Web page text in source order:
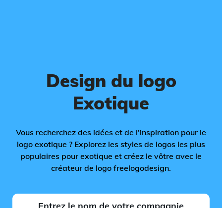
Design du logo
Exotique
Vous recherchez des idées et de l'inspiration pour le
logo exotique ? Explorez les styles de logos les plus
populaires pour exotique et créez le vôtre avec le
créateur de logo freelogodesign.